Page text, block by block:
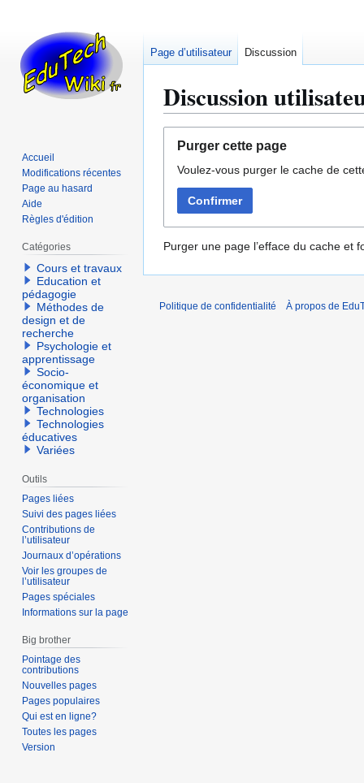
Discussion
navigation
recherche
Purger cette page
Voulez-vous purger le cache de
Confirmer
Purger une page l’efface du cache et
Page d’utilisateur Discussion
Accueil
Modifications récentes
Page au hasard
Aide
Règles d'édition
Catégories
Cours et travaux
Education et
pédagogie
Méthodes de
design et de
recherche
Psychologie et
apprentissage
Socio-
économique et
organisation
Technologies
Technologies
éducatives
Variées
Outils
Pages liées
Suivi des pages liées
Contributions de
l’utilisateur
Journaux d’opérations
Voir les groupes de
l’utilisateur
Pages spéciales
Informations sur la page
Big brother
Pointage des
contributions
Nouvelles pages
Pages populaires
Qui est en ligne?
Toutes les pages
Version
Politique de confidentialité À propos de